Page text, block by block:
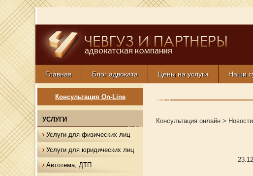
Главная Блог адвоката Цены на услуги Наши
Консультация On-Line
УСЛУГИ
Услуги для физических лиц
Услуги для юридических лиц
Автотема, ДТП
Консультация онлайн > Новости